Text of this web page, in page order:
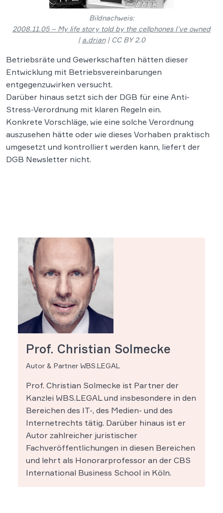
Bildnachweis:
2008.11.05 – My life story told by the cellphones I’ve owned
| a.drian| CC BY 2.0
Betriebsräte und Gewerkschaften hätten dieser
Entwicklung mit Betriebsvereinbarungen
entgegenzuwirken versucht.
Darüber hinaus setzt sich der DGB für eine Anti-
Stress-Verordnung mit klaren Regeln ein.
Konkrete Vorschläge, wie eine solche Verordnung
auszusehen hätte oder wie dieses Vorhaben praktisch
umgesetzt und kontrolliert werden kann, liefert der
DGB Newsletter nicht.
Prof. Christian Solmecke
Autor & Partner WBS.LEGAL
Prof. Christian Solmecke ist Partner der
Kanzlei WBS.LEGAL und insbesondere in den
Bereichen des IT-, des Medien- und des
Internetrechts tätig. Darüber hinaus ist er
Autor zahlreicher juristischer
Fachveröffentlichungen in diesen Bereichen
und lehrt als Honorarprofessor an der CBS
International Business School in Köln.